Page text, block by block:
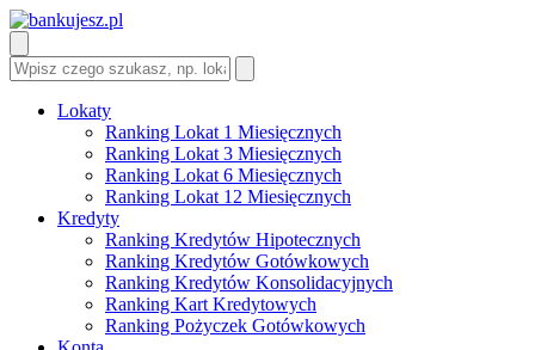
Lokaty
Ranking Lokat 1 Miesięcznych
Ranking Lokat 3 Miesięcznych
Ranking Lokat 6 Miesięcznych
Ranking Lokat 12 Miesięcznych
Kredyty
Ranking Kredytów Hipotecznych
Ranking Kredytów Gotówkowych
Ranking Kredytów Konsolidacyjnych
Ranking Kart Kredytowych
Ranking Pożyczek Gotówkowych